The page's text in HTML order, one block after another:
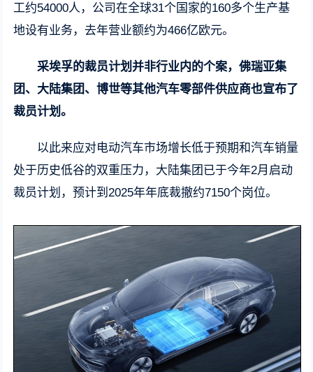
工约54000人，公司在全球31个国家的160多个生产基
地设有业务，去年营业额约为466亿欧元。
采埃孚的裁员计划并非行业内的个案，佛瑞亚集
团、大陆集团、博世等其他汽车零部件供应商也宣布了
裁员计划。
以此来应对电动汽车市场增长低于预期和汽车销量
处于历史低谷的双重压力，大陆集团已于今年2月启动
裁员计划，预计到2025年年底裁撤约7150个岗位。